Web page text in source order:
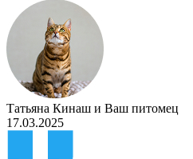
Татьяна Кинаш и Ваш питомец
17.03.2025